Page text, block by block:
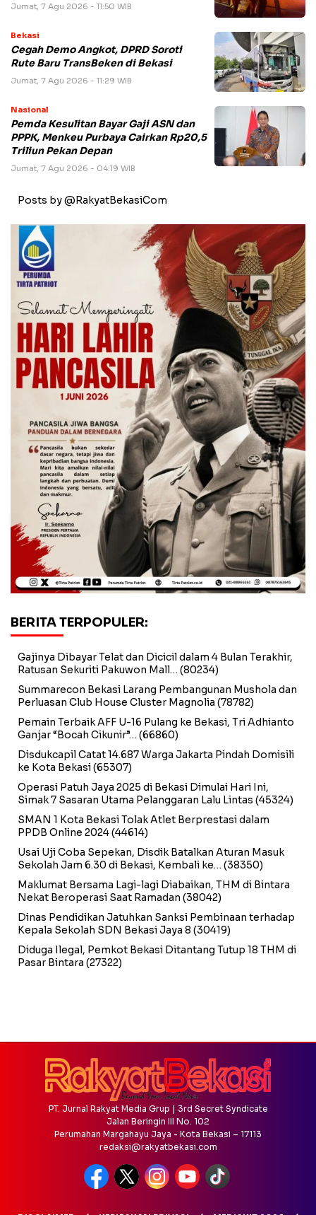
Jumat, 7 Agu 2026 - 11:50 WIB
Bekasi
Cegah Demo Angkot, DPRD Soroti
Rute Baru TransBeken di Bekasi
Jumat, 7 Agu 2026 - 11:29 WIB
Nasional
Pemda Kesulitan Bayar Gaji ASN dan
PPPK, Menkeu Purbaya Cairkan Rp20,5
Triliun Pekan Depan
Jumat, 7 Agu 2026 - 04:19 WIB
Posts by @RakyatBekasiCom
BERITA TERPOPULER:
Gajinya Dibayar Telat dan Dicicil dalam 4 Bulan Terakhir,
Ratusan Sekuriti Pakuwon Mall… (80234)
Summarecon Bekasi Larang Pembangunan Mushola dan
Perluasan Club House Cluster Magnolia (78782)
Pemain Terbaik AFF U-16 Pulang ke Bekasi, Tri Adhianto
Ganjar “Bocah Cikunir”… (66860)
Disdukcapil Catat 14.687 Warga Jakarta Pindah Domisili
ke Kota Bekasi(65307)
Operasi Patuh Jaya 2025 di Bekasi Dimulai Hari Ini,
Simak 7 Sasaran Utama Pelanggaran Lalu Lintas (45324)
SMAN 1 Kota Bekasi Tolak Atlet Berprestasi dalam
PPDB Online 2024(44614)
Usai Uji Coba Sepekan, Disdik Batalkan Aturan Masuk
Sekolah Jam 6.30 di Bekasi, Kembali ke… (38350)
Maklumat Bersama Lagi-lagi Diabaikan, THM di Bintara
Nekat Beroperasi Saat Ramadan (38042)
Dinas Pendidikan Jatuhkan Sanksi Pembinaan terhadap
Kepala Sekolah SDN Bekasi Jaya 8 (30419)
Diduga Ilegal, Pemkot Bekasi Ditantang Tutup 18 THM di
Pasar Bintara (27322)
PT. Jurnal Rakyat Media Grup | 3rd Secret Syndicate
Jalan Beringin III No. 102
Perumahan Margahayu Jaya - Kota Bekasi – 17113
redaksi@rakyatbekasi.com